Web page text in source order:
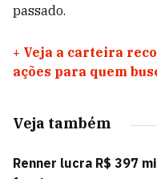
passado.
+ Veja a carteira
ações para quem
Veja também
Renner lucra R$ 397